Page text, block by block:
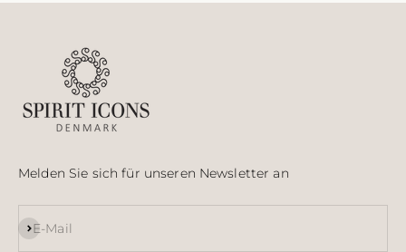
Melden Sie sich für unseren Newsletter an
E-Mail
Abonnieren